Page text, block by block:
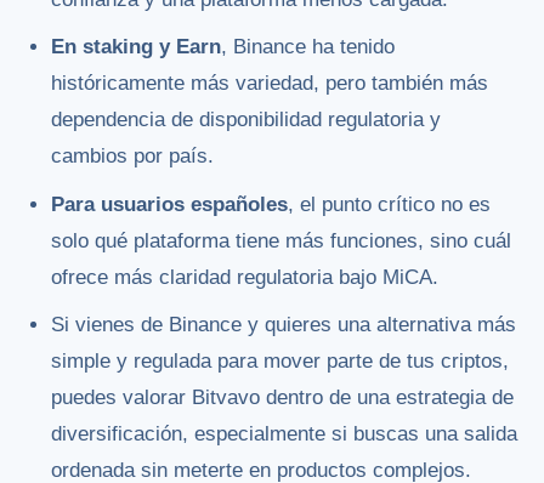
En staking y Earn, Binance ha tenido
históricamente más variedad, pero también más
dependencia de disponibilidad regulatoria y
cambios por país.
Para usuarios españoles, el punto crítico no es
solo qué plataforma tiene más funciones, sino cuál
ofrece más claridad regulatoria bajo MiCA.
Si vienes de Binance y quieres una alternativa más
simple y regulada para mover parte de tus criptos,
puedes valorar Bitvavo dentro de una estrategia de
diversificación, especialmente si buscas una salida
ordenada sin meterte en productos complejos.